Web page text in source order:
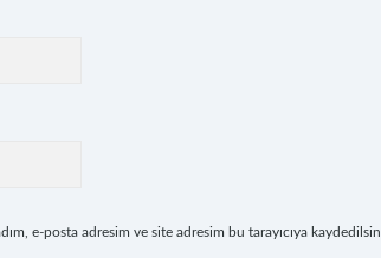
e-posta adresim ve site adresim bu tarayıcıya kaydedilsin.